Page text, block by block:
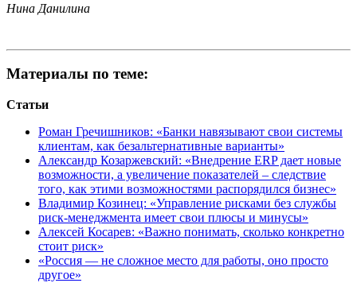
Нина Данилина
Материалы по теме:
Статьи
Роман Гречишников: «Банки навязывают свои системы
клиентам, как безальтернативные варианты»
Александр Козаржевский: «Внедрение ERP дает новые
возможности, а увеличение показателей – следствие
того, как этими возможностями распорядился бизнес»
Владимир Козинец: «Управление рисками без службы
риск-менеджмента имеет свои плюсы и минусы»
Алексей Косарев: «Важно понимать, сколько конкретно
стоит риск»
«Россия — не сложное место для работы, оно просто
другое»